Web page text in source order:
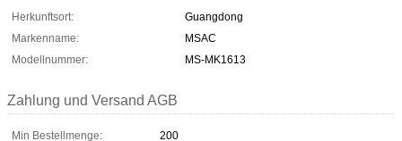
Herkunftsort:
Guangdong
Markenname:
MSAC
Modellnummer:
MS-MK1613
Zahlung und Versand AGB
Min Bestellmenge:
200